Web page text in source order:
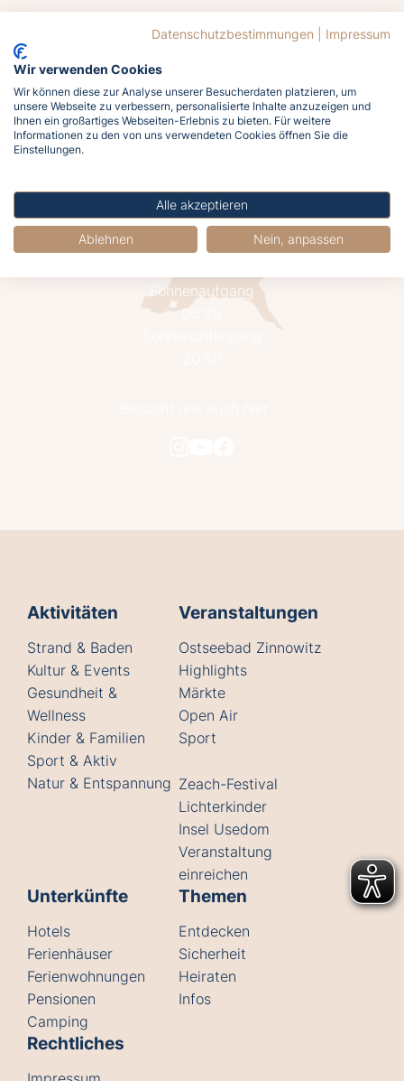
12.8°C
Bedeckt
Luftfeuchtigkeit
80%
Sonnenaufgang
05:29
Aktivitäten
Strand & Baden
Kultur & Events
Gesundheit &
Wellness
Kinder & Familien
Sport & Aktiv
Natur & Entspannung
Veranstaltungen
Ostseebad Zinnowitz
Highlights
Märkte
Open Air
Sport
Zeach-Festival
Lichterkinder
Insel Usedom
Veranstaltung
einreichen
Unterkünfte
Hotels
Ferienhäuser
Ferienwohnungen
Pensionen
Camping
Themen
Entdecken
Sicherheit
Heiraten
Infos
Rechtliches
Datenschutzbestimmungen Impressum
Wir verwenden Cookies
Wir können diese zur Analyse unserer Besucherdaten platzieren, um
unsere Webseite zu verbessern, personalisierte Inhalte anzuzeigen und
Ihnen ein großartiges Webseiten-Erlebnis zu bieten. Für weitere
Informationen zu den von uns verwendeten Cookies öffnen Sie die
Einstellungen.
Alle akzeptieren
Ablehnen Nein, anpassen